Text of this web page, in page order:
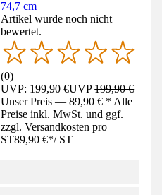
74,7 cm
Artikel wurde noch nicht
bewertet.
(0)
UVP: 199,90 €UVP199,90 €
Unser Preis — 89,90 € * Alle
Preise inkl. MwSt. und ggf.
zzgl. Versandkosten pro
ST89,90 €*/ ST